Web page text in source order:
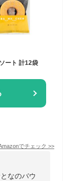
ート 計12袋
でチェック >>
なのバウ